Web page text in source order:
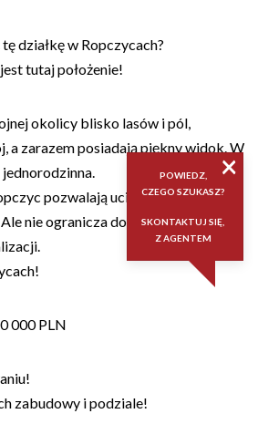
działkę w Ropczycach?
tutaj położenie!
okolicy blisko lasów i pól,
a zarazem posiadają piękny widok. W
pozwalają uciec od zgiełku i
nie ogranicza dostępu do nich
000 PLN
zabudowy i podziale!
×
POWIEDZ,
CZEGO SZUKASZ?
SKONTAKTUJ SIĘ,
Z AGENTEM